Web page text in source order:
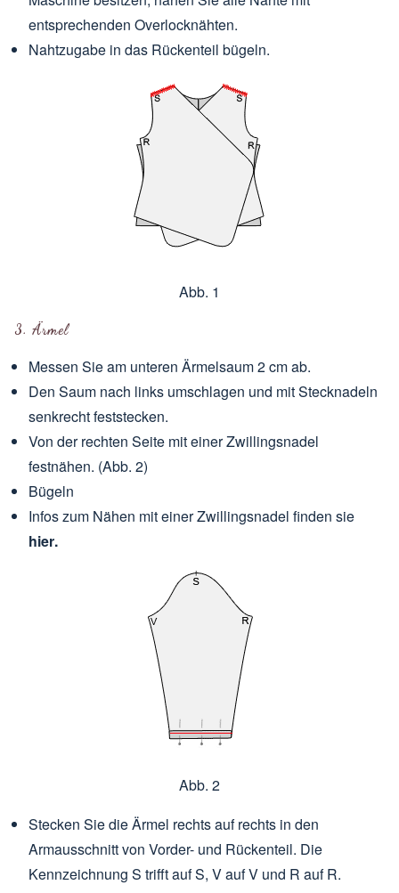
entsprechenden Overlocknähten.
Nahtzugabe in das Rückenteil bügeln.
Abb. 1
3. Ärmel
Messen Sie am unteren Ärmelsaum 2 cm ab.
Den Saum nach links umschlagen und mit Stecknadeln
senkrecht feststecken.
Von der rechten Seite mit einer Zwillingsnadel
festnähen. (Abb. 2)
Bügeln
Infos zum Nähen mit einer Zwillingsnadel finden sie
hier.
Abb. 2
Stecken Sie die Ärmel rechts auf rechts in den
Armausschnitt von Vorder- und Rückenteil. Die
Kennzeichnung S trifft auf S, V auf V und R auf R.